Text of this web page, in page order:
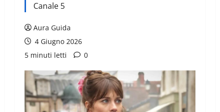
Canale 5
Aura Guida
4 Giugno 2026
5 minuti letti
0